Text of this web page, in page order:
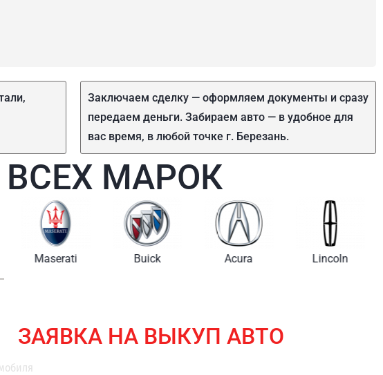
Заключаем сделку — оформляем документы и сразу
передаем деньги. Забираем авто — в удобное для
вас время, в любой точке г. Березань.
МАРОК
Maserati Buick Acura Lincoln
ЗАЯВКА НА ВЫКУП АВТО